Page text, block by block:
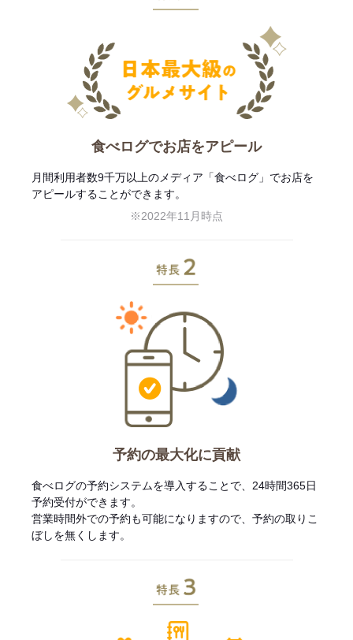
食べログでお店をアピール
月間利用者数9千万以上のメディア「食べログ」でお店を
アピールすることができます。
※2022年11月時点
予約の最大化に貢献
食べログの予約システムを導入することで、24時間365日
予約受付ができます。
営業時間外での予約も可能になりますので、予約の取りこ
ぼしを無くします。